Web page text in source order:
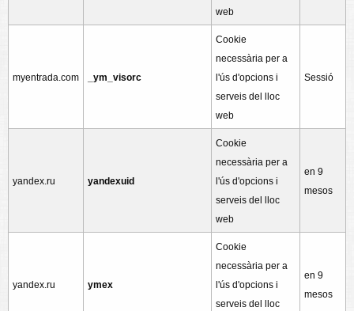
web
myentrada.com _ym_visorc
Cookie
necessària per a
l'ús d'opcions i
serveis del lloc
web
Sessió
yandex.ru yandexuid
Cookie
necessària per a
l'ús d'opcions i
serveis del lloc
web
en 9
mesos
yandex.ru ymex
Cookie
necessària per a
l'ús d'opcions i
serveis del lloc
en 9
mesos